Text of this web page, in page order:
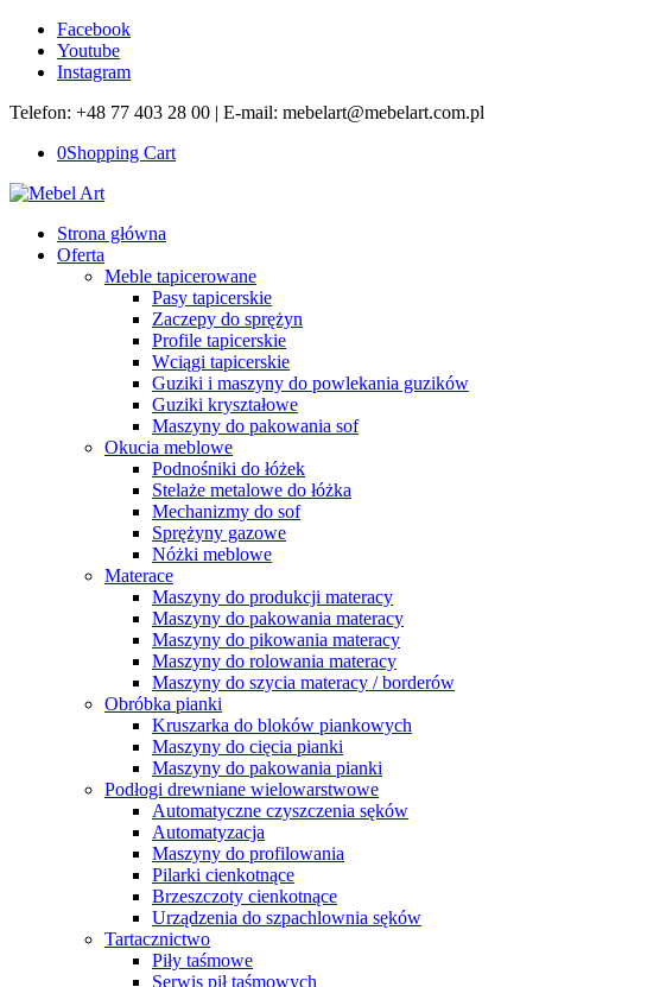
Facebook
Youtube
Instagram
Telefon: +48 77 403 28 00 | E-mail: mebelart@mebelart.com.pl
0Shopping Cart
Strona główna
Oferta
Meble tapicerowane
Pasy tapicerskie
Zaczepy do sprężyn
Profile tapicerskie
Wciągi tapicerskie
Guziki i maszyny do powlekania guzików
Guziki kryształowe
Maszyny do pakowania sof
Okucia meblowe
Podnośniki do łóżek
Stelaże metalowe do łóżka
Mechanizmy do sof
Sprężyny gazowe
Nóżki meblowe
Materace
Maszyny do produkcji materacy
Maszyny do pakowania materacy
Maszyny do pikowania materacy
Maszyny do rolowania materacy
Maszyny do szycia materacy / borderów
Obróbka pianki
Kruszarka do bloków piankowych
Maszyny do cięcia pianki
Maszyny do pakowania pianki
Podłogi drewniane wielowarstwowe
Automatyczne czyszczenia sęków
Automatyzacja
Maszyny do profilowania
Pilarki cienkotnące
Brzeszczoty cienkotnące
Urządzenia do szpachlownia sęków
Tartacznictwo
Piły taśmowe
Serwis pił taśmowych